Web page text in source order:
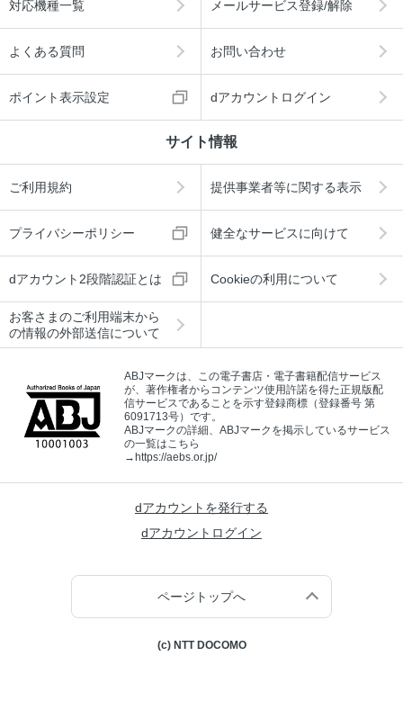
旅×Scope北海道大判MAP／札幌中心図
対応機種一覧 メールサービス登録/解除
よくある質問 お問い合わせ
ポイント表示設定 dアカウントログイン
サイト情報
ご利用規約 提供事業者等に関する表示
プライバシーポリシー 健全なサービスに向けて
dアカウント2段階認証とは Cookieの利用について
お客さまのご利用端末から
の情報の外部送信について
ABJマークは、この電子書店・電子書籍配信サービス
が、著作権者からコンテンツ使用許諾を得た正規版配
信サービスであることを示す登録商標（登録番号 第
6091713号）です。
ABJマークの詳細、ABJマークを掲示しているサービス
の一覧はこちら
→https://aebs.or.jp/
dアカウントを発行する
dアカウントログイン
ページトップへ
(c) NTT DOCOMO